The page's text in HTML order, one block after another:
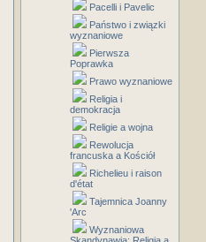
Pacelli i Pavelic
Państwo i związki
wyznaniowe
Pierwsza
Poprawka
Prawo wyznaniowe
Religia i
demokracja
Religie a wojna
Rewolucja
francuska a Kościół
Richelieu i raison
d'état
Tajemnica Joanny
'Arc
Wyznaniowa